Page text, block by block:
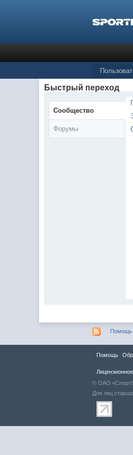
Быстрый переход
Сообщество
Форумы
Помощь
Помощь
© ОАО
Для лиц